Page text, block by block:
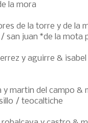
la mora
de la torre y de la
san juan *de la mota
y aguirre &
y martin del campo &
/ teocaltiche